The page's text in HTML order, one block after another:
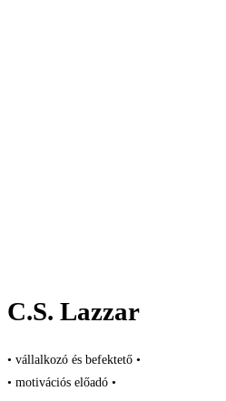
C.S. Lazzar
• vállalkozó és befektető •
• motivációs előadó •